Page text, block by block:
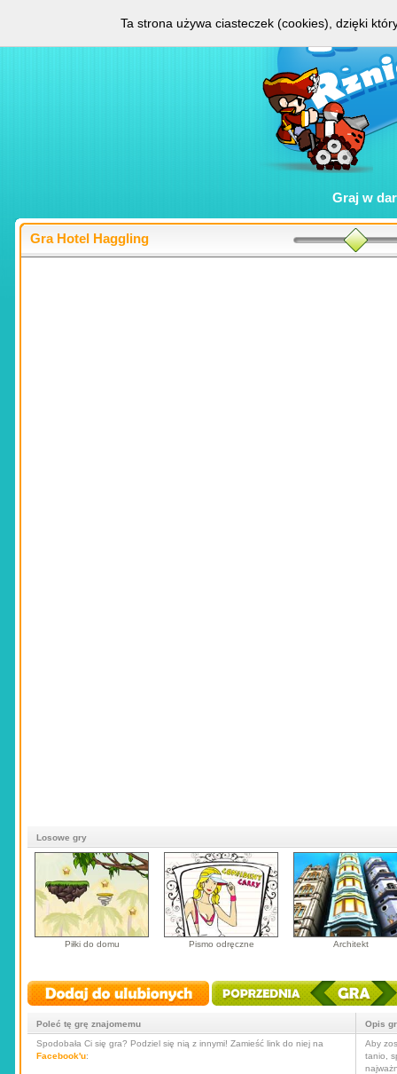
Graj w
Gra Hotel Haggling
Losowe gry
Piłki do domu Pismo odręczne Architekt
Poleć tę grę znajomemu
Spodobała Ci się gra? Podziel się nią z innymi! Zamieść link do niej na
Facebook'u:
Opis
Aby
tanio,
Ta strona używa ciasteczek (cookies), dzięki